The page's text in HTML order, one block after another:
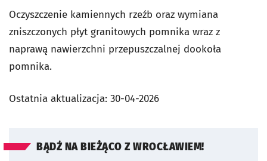
Oczyszczenie kamiennych rzeźb oraz wymiana
zniszczonych płyt granitowych pomnika wraz z
naprawą nawierzchni przepuszczalnej dookoła
pomnika.
Ostatnia aktualizacja: 30-04-2026
BĄDŹ NA BIEŻĄCO Z WROCŁAWIEM!